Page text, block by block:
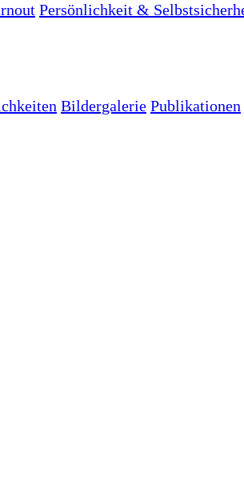
Persönlichkeit &
Bildergalerie Publikationen